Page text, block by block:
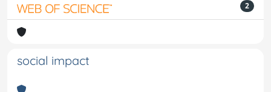
2
social impact